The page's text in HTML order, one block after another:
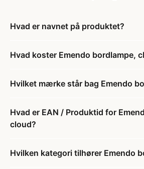
Hvad er navnet på produktet?
Hvad koster Emendo bordlampe,
Hvilket mærke står bag Emendo
Hvad er EAN / Produktid for
cloud?
Hvilken kategori tilhører Emendo